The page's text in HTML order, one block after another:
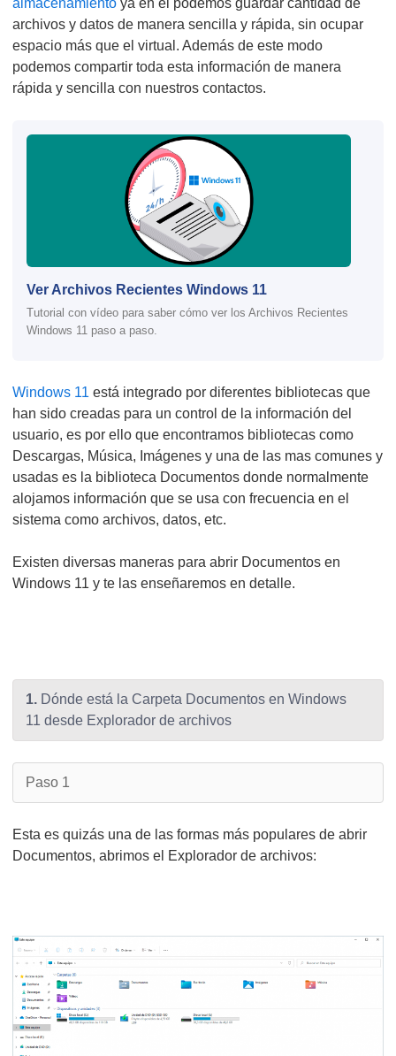
almacenamiento ya en el podemos guardar cantidad de
archivos y datos de manera sencilla y rápida, sin ocupar
espacio más que el virtual. Además de este modo
podemos compartir toda esta información de manera
rápida y sencilla con nuestros contactos.
Ver Archivos Recientes Windows 11
Tutorial con vídeo para saber cómo ver los Archivos Recientes
Windows 11 paso a paso.
Windows 11 está integrado por diferentes bibliotecas que
han sido creadas para un control de la información del
usuario, es por ello que encontramos bibliotecas como
Descargas, Música, Imágenes y una de las mas comunes y
usadas es la biblioteca Documentos donde normalmente
alojamos información que se usa con frecuencia en el
sistema como archivos, datos, etc.
Existen diversas maneras para abrir Documentos en
Windows 11 y te las enseñaremos en detalle.
1. Dónde está la Carpeta Documentos en Windows
11 desde Explorador de archivos
Paso 1
Esta es quizás una de las formas más populares de abrir
Documentos, abrimos el Explorador de archivos: